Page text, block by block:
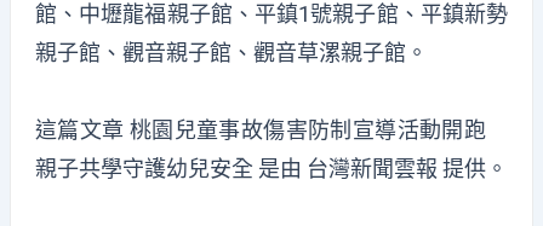
館、中壢龍福親子館、平鎮1號親子館、平鎮新勢
親子館、觀音親子館、觀音草漯親子館。
這篇文章 桃園兒童事故傷害防制宣導活動開跑
親子共學守護幼兒安全 是由 台灣新聞雲報 提供。